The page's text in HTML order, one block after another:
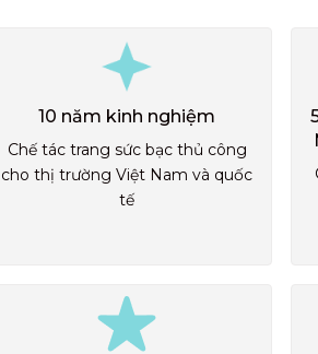
10 năm kinh nghiệm
Chế tác trang sức bạc thủ công
cho thị trường Việt Nam và quốc
tế